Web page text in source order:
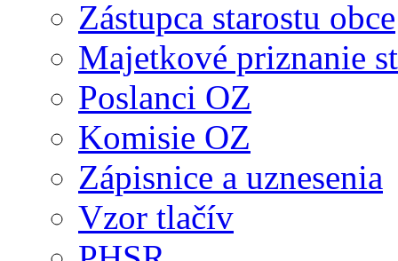
Zástupca starostu obce
Majetkové priznanie
Poslanci OZ
Komisie OZ
Zápisnice a uznesenia
Vzor tlačív